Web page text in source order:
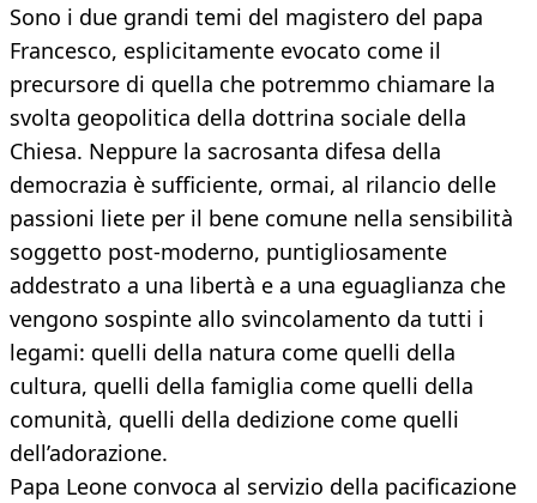
Sono i due grandi temi del magistero del papa
Francesco, esplicitamente evocato come il
precursore di quella che potremmo chiamare la
svolta geopolitica della dottrina sociale della
Chiesa. Neppure la sacrosanta difesa della
democrazia è sufficiente, ormai, al rilancio delle
passioni liete per il bene comune nella sensibilità
soggetto post-moderno, puntigliosamente
addestrato a una libertà e a una eguaglianza che
vengono sospinte allo svincolamento da tutti i
legami: quelli della natura come quelli della
cultura, quelli della famiglia come quelli della
comunità, quelli della dedizione come quelli
dell’adorazione.
Papa Leone convoca al servizio della pacificazione